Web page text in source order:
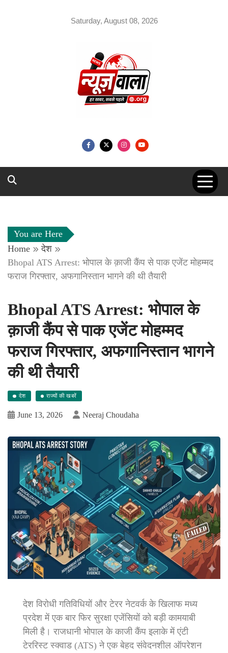
Saturday, August 08, 2026
You are Here
Home
देश
Bhopal ATS Arrest: भोपाल के क़ाजी कैंप से पाक एजेंट मोहम्मद
फराज गिरफ्तार, अफगानिस्तान भागने की थी तैयारी
Bhopal ATS Arrest: भोपाल के
क़ाजी कैंप से पाक एजेंट मोहम्मद
फराज गिरफ्तार, अफगानिस्तान भागने
की थी तैयारी
देश राज्यों की खबरें
June 13, 2026 Neeraj Choudaha
देश विरोधी गतिविधियों और टेरर नेटवर्क के खिलाफ मध्य
प्रदेश में एक बार फिर सुरक्षा एजेंसियों को बड़ी कामयाबी
मिली है। राजधानी भोपाल के काजी कैंप इलाके में एंटी
टेररिस्ट स्क्वाड (ATS) ने एक बेहद संवेदनशील ऑपरेशन